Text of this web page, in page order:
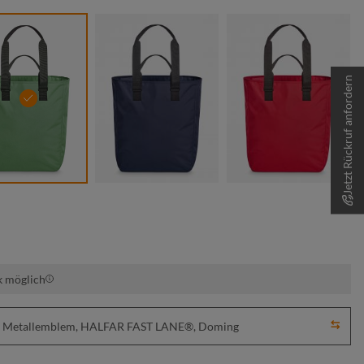
grün
möglich
HALFAR FAST LANE®, Doming
Jetzt Rückruf anfordern